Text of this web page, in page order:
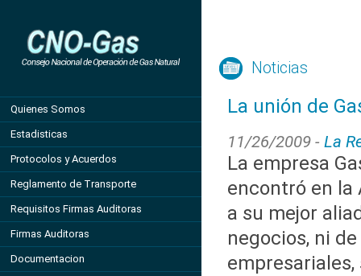
Quienes Somos
Estadisticas
Protocolos y Acuerdos
Reglamento de Transporte
Requisitos Firmas Auditoras
Firmas Auditoras
Documentacion
Noticias
La unión de
11/26/2009 - La
La empresa
encontró en la
a su mejor
negocios, ni